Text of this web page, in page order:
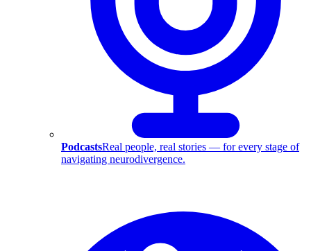
PodcastsReal people, real stories — for every stage of
navigating neurodivergence.